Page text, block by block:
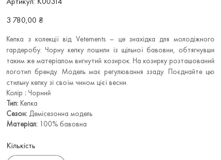
K00314
Ціна
3 780,00 ₴
Кепка з колекції від Vetements – це знахідка для молодіжного
гардеробу. Чорну кепку пошили із щільної бавовни, обтягнувши
таким же матеріалом вигнутий козирок. На козирку розташований
логотип бренду. Модель має регулювання ззаду. Поєднайте цю
стильну кепку зі своїм чином цієї весни.
Колір : Чорний
Тип: Кепка
Сезон: Демісезонна модель
Матеріал: 100% бавовна
Кількість